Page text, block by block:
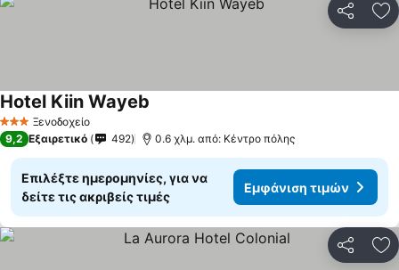
3 ΑστέριαΞενοδοχείο
Hotel Kiin Wayeb
9,2 Εξαιρετικό 492 0.6 χλμ. από: Κέντρο πόλης
Επιλέξτε ημερομηνίες, για να
δείτε τις ακριβείς τιμές
Εμφάνιση τιμών